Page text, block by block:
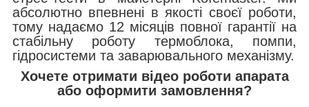
абсолютно впевнені в якості своєї роботи,
тому надаємо 12 місяців повної гарантії на
стабільну роботу термоблока, помпи,
гідросистеми та заварювального механізму.
Хочете отримати відео роботи апарата
або оформити замовлення?